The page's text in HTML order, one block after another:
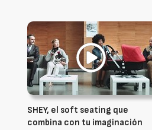
SHEY, el soft seating que
combina con tu imaginación